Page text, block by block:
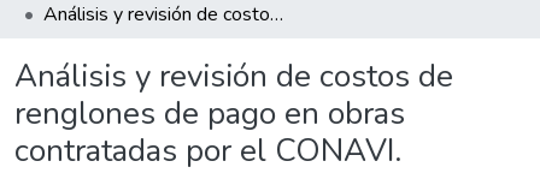
Análisis y revisión de costos de renglones de pago en obras contratadas por el CONAVI.
Análisis y revisión de costos de
renglones de pago en obras
contratadas por el CONAVI.